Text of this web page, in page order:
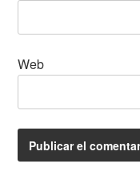
Web